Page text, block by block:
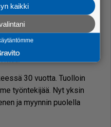
hin­ta tah­too nous­ta,
ovat ai­ka han­
mah­du­tet­tu pie­niin ja
tuo pal­jo
30 vuot­ta. Tuol­loin
työn­te­ki­jää. Nyt yk­sin
ja myyn­nin puo­lel­la
kaikki